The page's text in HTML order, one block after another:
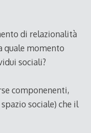
di relazionalità
quale momento
sociali?
componenenti,
sociale) che il